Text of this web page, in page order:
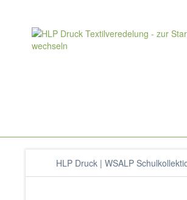
HLP Druck | WSALP